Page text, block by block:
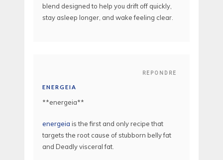
blend designed to help you drift off quickly,
stay asleep longer, and wake feeling clear.
REPONDRE
ENERGEIA
**energeia**
energeia is the first and only recipe that
targets the root cause of stubborn belly fat
and Deadly visceral fat.